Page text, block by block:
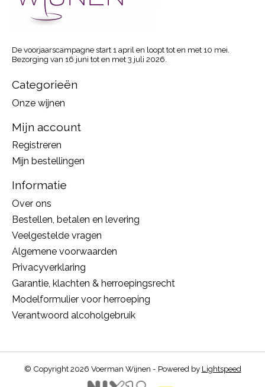
De voorjaarscampagne start 1 april en loopt tot en met 10 mei.
Bezorging van 16 juni tot en met 3 juli 2026.
Categorieën
Onze wijnen
Mijn account
Registreren
Mijn bestellingen
Informatie
Over ons
Bestellen, betalen en levering
Veelgestelde vragen
Algemene voorwaarden
Privacyverklaring
Garantie, klachten & herroepingsrecht
Modelformulier voor herroeping
Verantwoord alcoholgebruik
© Copyright 2026 Voerman Wijnen - Powered by Lightspeed